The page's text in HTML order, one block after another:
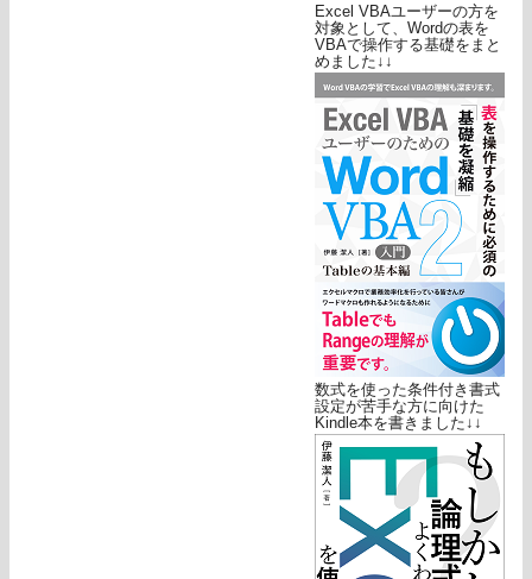
Excel VBAユーザーの方を
対象として、Wordの表を
VBAで操作する基礎をまと
めました↓↓
数式を使った条件付き書式
設定が苦手な方に向けた
Kindle本を書きました↓↓